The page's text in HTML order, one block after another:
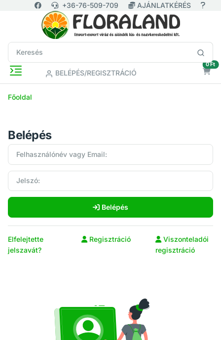
+36-76-509-709 AJÁNLATKÉRÉS
BELÉPÉS/REGISZTRÁCIÓ
0 Ft
Főoldal
Belépés
Belépés
Elfelejtette
jelszavát?
Regisztráció
Viszonteladói
regisztráció